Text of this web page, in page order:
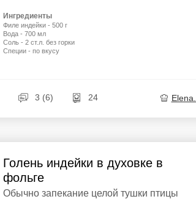
Ингредиенты
Филе индейки - 500 г
Вода - 700 мл
Соль - 2 ст.л. без горки
Специи - по вкусу
3 (6) 24
Голень индейки в духовке в
фольге
Обычно запекание целой тушки птицы